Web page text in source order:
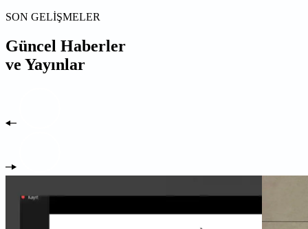
SON GELİŞMELER
Güncel Haberler
ve Yayınlar